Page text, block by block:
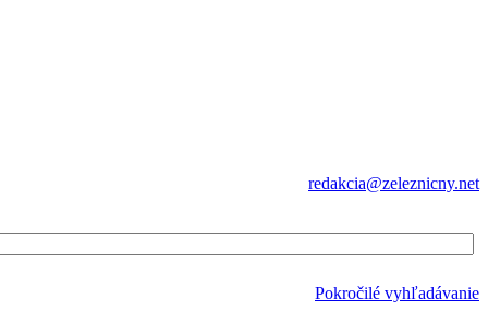
redakcia@zeleznicny.net
Pokročilé vyhľadávanie